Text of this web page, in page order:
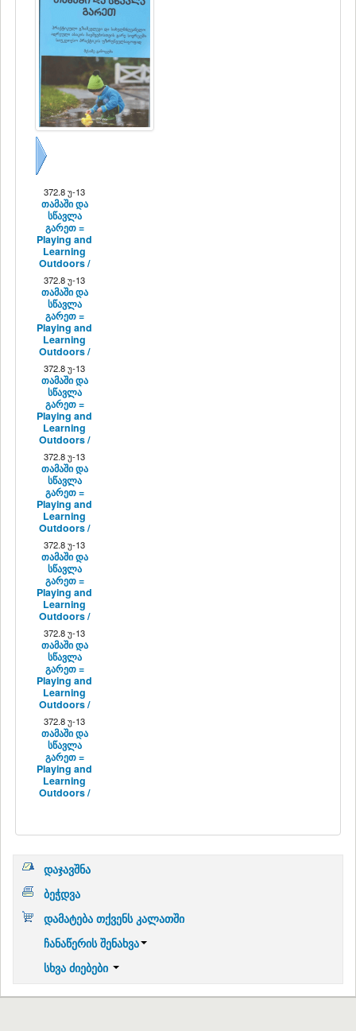
372.8 უ-13
თამაში და
სწავლა
გარეთ =
Playing and
Learning
Outdoors /
372.8 უ-13
თამაში და
სწავლა
გარეთ =
Playing and
Learning
Outdoors /
372.8 უ-13
თამაში და
სწავლა
გარეთ =
Playing and
Learning
Outdoors /
372.8 უ-13
თამაში და
სწავლა
გარეთ =
Playing and
Learning
Outdoors /
372.8 უ-13
თამაში და
სწავლა
გარეთ =
Playing and
Learning
Outdoors /
372.8 უ-13
თამაში და
სწავლა
გარეთ =
Playing and
Learning
Outdoors /
372.8 უ-13
თამაში და
სწავლა
გარეთ =
Playing and
Learning
Outdoors /
დაჯავშნა
ბეჭდვა
დამატება თქვენს კალათში
ჩანაწერის შენახვა
სხვა ძიებები